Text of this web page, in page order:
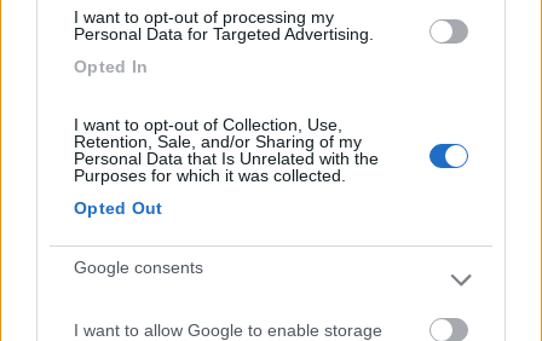
I want to opt-out of processing my
Personal Data for Targeted Advertising.
Opted In
I want to opt-out of Collection, Use,
Retention, Sale, and/or Sharing of my
Personal Data that Is Unrelated with the
Purposes for which it was collected.
Opted Out
Google consents
I want to allow Google to enable storage
acqua. La strada da Campo Tures a Riva di Tures è
impegnativa (pendenza 17%) ma si può fare.
Occhio ai freni a scendere.
Accessibilità Prezzo Servizi
Simog
Gratuito, solo parcheggio in inverno, CS fuori uso